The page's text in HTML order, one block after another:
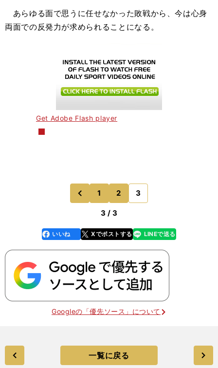
あらゆる面で思うに任せなかった敗戦から、今は心身
両面での反発力が求められることになる。
Get Adobe Flash player
前
のページへ
1 2 3
3 / 3
faceboo
k
いいね Xでポストする
line LINEで送る
Googleの「優先ソース」について
一覧に戻る